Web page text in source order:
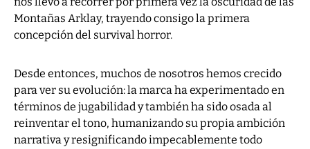
Montañas Arklay, trayendo consigo la primera
concepción del survival horror.
Desde entonces, muchos de nosotros hemos crecido
para ver su evolución: la marca ha experimentado en
términos de jugabilidad y también ha sido osada al
reinventar el tono, humanizando su propia ambición
narrativa y resignificando impecablemente todo